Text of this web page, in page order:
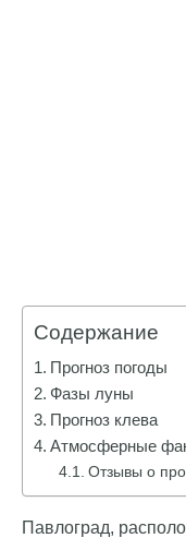
Содержание
Прогноз погоды
Фазы луны
Прогноз клева
Атмосферные
Отзывы о
Павлоград,